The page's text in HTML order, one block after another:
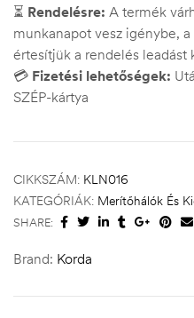
⏳ Rendelésre: A termék
munkanapot vesz igénybe,
értesítjük a rendelés leadást
💳 Fizetési lehetőségek:
SZÉP-kártya
CIKKSZÁM: KLN016
KATEGÓRIÁK: Merítőhálók És
SHARE:
Brand: Korda